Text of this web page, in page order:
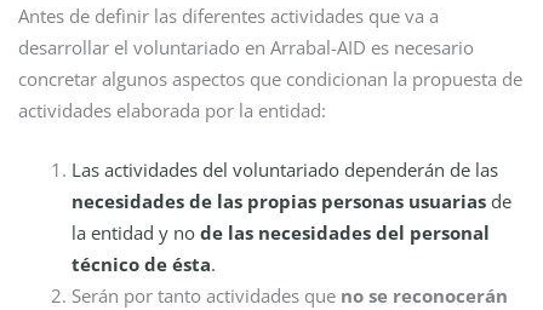
Antes de definir las diferentes actividades que va a
desarrollar el voluntariado en Arrabal-AID es necesario
concretar algunos aspectos que condicionan la propuesta de
actividades elaborada por la entidad:
Las actividades del voluntariado dependerán de las
necesidades de las propias personas usuariasde
la entidad y node las necesidades del personal
técnico de ésta.
Serán por tanto actividades que no se reconocerán